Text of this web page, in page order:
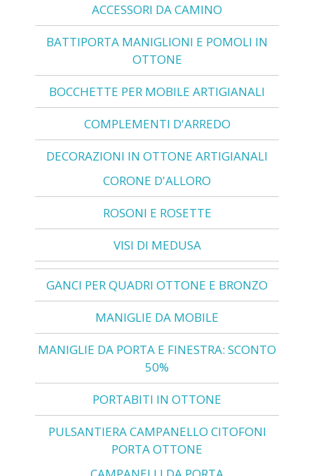
ACCESSORI DA CAMINO
BATTIPORTA MANIGLIONI E POMOLI IN
OTTONE
BOCCHETTE PER MOBILE ARTIGIANALI
COMPLEMENTI D'ARREDO
DECORAZIONI IN OTTONE ARTIGIANALI
CORONE D'ALLORO
ROSONI E ROSETTE
VISI DI MEDUSA
GANCI PER QUADRI OTTONE E BRONZO
MANIGLIE DA MOBILE
MANIGLIE DA PORTA E FINESTRA: SCONTO
50%
PORTABITI IN OTTONE
PULSANTIERA CAMPANELLO CITOFONI
PORTA OTTONE